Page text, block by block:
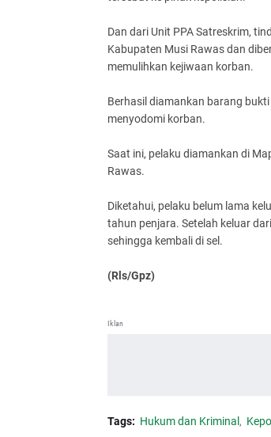
Dan dari Unit PPA Satreskrim,
Kabupaten Musi Rawas dan
memulihkan kejiwaan korban.
Berhasil diamankan barang
menyodomi korban.
Saat ini, pelaku diamankan di
Rawas.
Diketahui, pelaku belum lama
tahun penjara. Setelah keluar
sehingga kembali di sel.
(Rls/Gpz)
Iklan
Tags: Hukum dan Kriminal